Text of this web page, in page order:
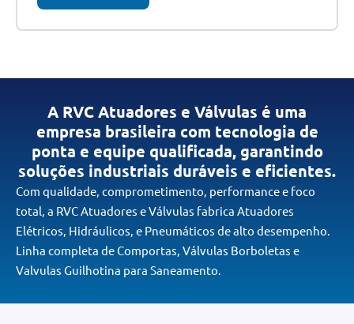
A RVC Atuadores e Válvulas é uma
empresa brasileira com tecnologia de
ponta e equipe qualificada, garantindo
soluções industriais duráveis e eficientes.
Com qualidade, comprometimento, performance e foco
total, a RVC Atuadores e Válvulas fabrica Atuadores
Elétricos, Hidráulicos, e Pneumáticos de alto desempenho.
Linha completa de Comportas, Válvulas Borboletas e
Valvulas Guilhotina para Saneamento.